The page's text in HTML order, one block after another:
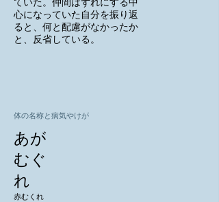
ていた。仲間はずれにする中
心になっていた自分を振り返
ると、何と配慮がなかったか
と、反省している。
体の名称と病気やけが
あが
むぐ
れ
赤むくれ